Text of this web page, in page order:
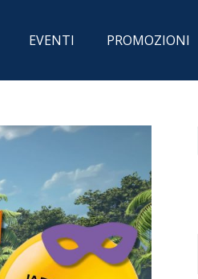
EVENTI PROMOZIONI